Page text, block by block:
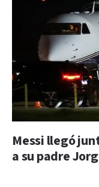
Messi llegó
a su padre